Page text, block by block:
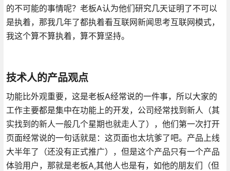
的不可能的事情呢？老板A认为他们研究几天证明了不可以
是执着，那我几年了都执着看互联网新闻思考互联网模式，
我这个算不算执着，算不算坚持。
技术人的产品观点
功能比外观重要，这是老板A经常说的一件事，所以大家的
工作主要都是集中在功能上的开发，公司经常找到新人（其
实找到的新人一般几个星期也就走人了），他们第一次打开
页面经常说的一句话就是：这页面也太坑爹了吧。产品上线
大半年了（还没有正式推广），但是这个产品只有一个产品
体验用户，那就是老板A,其他人也是有，如他的朋友们（但